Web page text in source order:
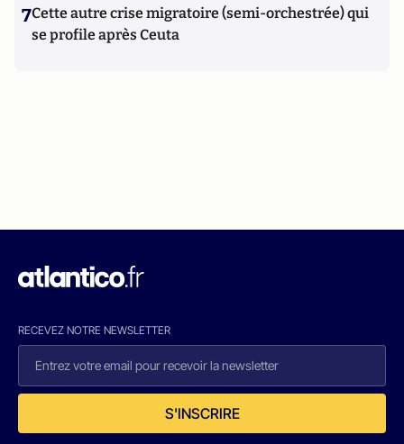
7Cette autre crise migratoire (semi-orchestrée) qui
se profile après Ceuta
RECEVEZ NOTRE NEWSLETTER
S'INSCRIRE